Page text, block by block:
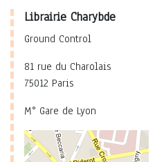
Librairie Charybde
Ground Control
81 rue du Charolais
75012 Paris
M° Gare de Lyon